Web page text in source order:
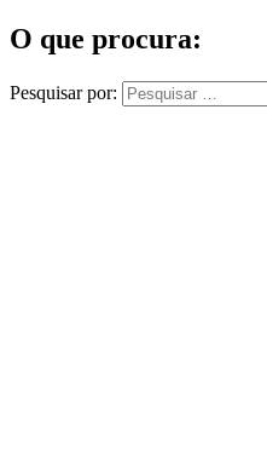
O que procura:
Pesquisar por: